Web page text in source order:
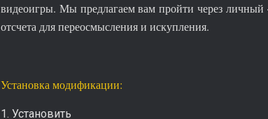
видеоигры. Мы предлагаем вам пройти через личный
отсчета для переосмысления и искупления.
Установка модификации:
1. Установить